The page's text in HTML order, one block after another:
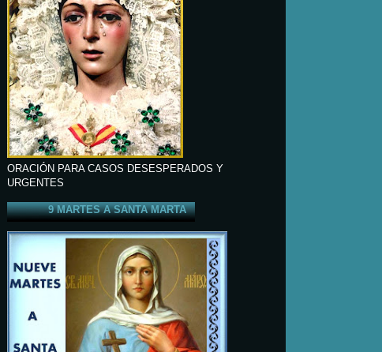
ORACIÓN PARA CASOS DESESPERADOS Y
URGENTES
9 MARTES A SANTA MARTA